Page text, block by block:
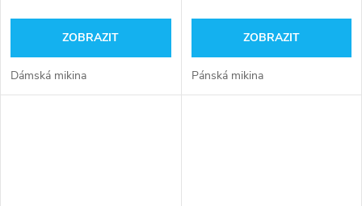
ZOBRAZIT
Dámská mikina
ZOBRAZIT
Pánská mikina